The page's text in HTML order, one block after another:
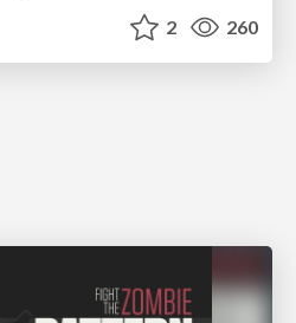
2 260